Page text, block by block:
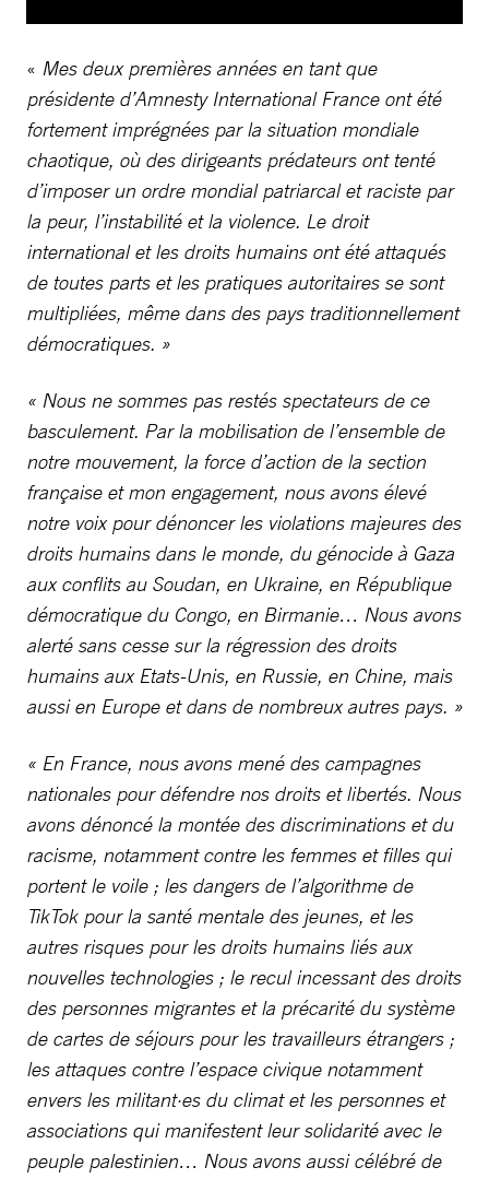
« Mes deux premières années en tant que
présidente d’Amnesty International France ont été
fortement imprégnées par la situation mondiale
chaotique, où des dirigeants prédateurs ont tenté
d’imposer un ordre mondial patriarcal et raciste par
la peur, l’instabilité et la violence. Le droit
international et les droits humains ont été attaqués
de toutes parts et les pratiques autoritaires se sont
multipliées, même dans des pays traditionnellement
démocratiques. »
« Nous ne sommes pas restés spectateurs de ce
basculement. Par la mobilisation de l’ensemble de
notre mouvement, la force d’action de la section
française et mon engagement, nous avons élevé
notre voix pour dénoncer les violations majeures des
droits humains dans le monde, du génocide à Gaza
aux conflits au Soudan, en Ukraine, en République
démocratique du Congo, en Birmanie… Nous avons
alerté sans cesse sur la régression des droits
humains aux Etats-Unis, en Russie, en Chine, mais
aussi en Europe et dans de nombreux autres pays. »
« En France, nous avons mené des campagnes
nationales pour défendre nos droits et libertés. Nous
avons dénoncé la montée des discriminations et du
racisme, notamment contre les femmes et filles qui
portent le voile ; les dangers de l’algorithme de
TikTok pour la santé mentale des jeunes, et les
autres risques pour les droits humains liés aux
nouvelles technologies ; le recul incessant des droits
des personnes migrantes et la précarité du système
de cartes de séjours pour les travailleurs étrangers ;
les attaques contre l’espace civique notamment
envers les militant·es du climat et les personnes et
associations qui manifestent leur solidarité avec le
peuple palestinien… Nous avons aussi célébré de